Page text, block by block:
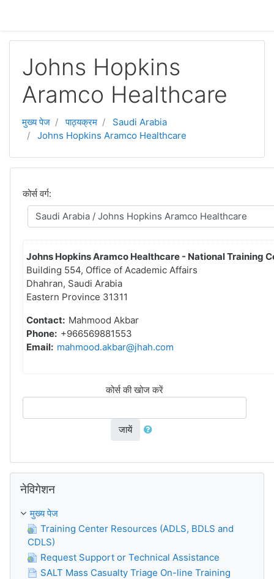
Johns Hopkins
Aramco Healthcare
मुख्य पेज पाठ्यक्रम
Saudi Arabia
Johns Hopkins Aramco Healthcare
कोर्स वर्ग:
Johns Hopkins Aramco Healthcare - National Training
Building 554, Office of Academic Affairs
Dhahran, Saudi Arabia
Eastern Province 31311
Contact: Mahmood Akbar
Phone: +966569881553
Email: mahmood.akbar@jhah.com
कोर्स की खोज करें
जायें
नेविगेशन
मुख्य पेज
Training Center Resources (ADLS, BDLS and
CDLS)
Request Support or Technical Assistance
SALT Mass Casualty Triage On-line Training